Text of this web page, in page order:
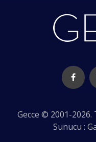
Gecce © 2001-2026.
Sunucu :